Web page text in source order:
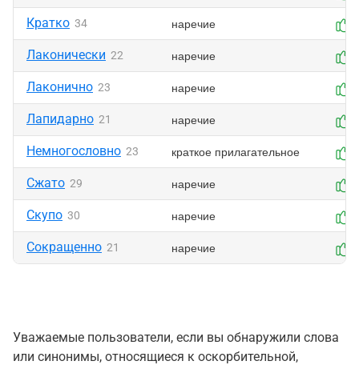
Кратко 34 наречие
Лаконически 22 наречие
Лаконично 23 наречие
Лапидарно 21 наречие
Немногословно 23 краткое прилагательное
Сжато 29 наречие
Скупо 30 наречие
Сокращенно 21 наречие
Уважаемые пользователи, если вы обнаружили слова
или синонимы, относящиеся к оскорбительной,